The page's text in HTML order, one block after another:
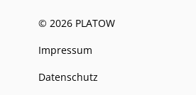
© 2026 PLATOW
Impressum
Datenschutz